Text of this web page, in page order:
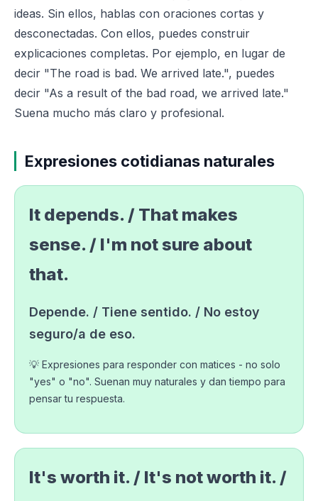
ideas. Sin ellos, hablas con oraciones cortas y
desconectadas. Con ellos, puedes construir
explicaciones completas. Por ejemplo, en lugar de
decir "The road is bad. We arrived late.", puedes
decir "As a result of the bad road, we arrived late."
Suena mucho más claro y profesional.
Expresiones cotidianas naturales
It depends. / That makes
sense. / I'm not sure about
that.
Depende. / Tiene sentido. / No estoy
seguro/a de eso.
💡 Expresiones para responder con matices - no solo
"yes" o "no". Suenan muy naturales y dan tiempo para
pensar tu respuesta.
It's worth it. / It's not worth it. /